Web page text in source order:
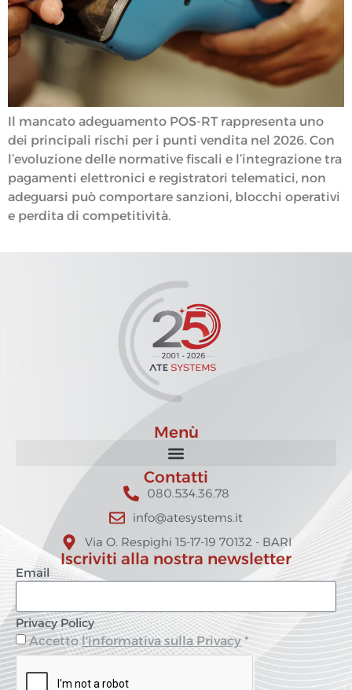
Il mancato adeguamento POS-RT rappresenta uno
dei principali rischi per i punti vendita nel 2026. Con
l’evoluzione delle normative fiscali e l’integrazione tra
pagamenti elettronici e registratori telematici, non
adeguarsi può comportare sanzioni, blocchi operativi
e perdita di competitività.
Menù
Contatti
080.534.36.78
info@atesystems.it
Via O. Respighi 15-17-19 70132 - BARI
Iscriviti alla nostra newsletter
Email
Privacy Policy
Accettol'informativa sulla Privacy *